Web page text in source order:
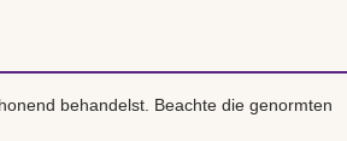
behandelst. Beachte die genormten